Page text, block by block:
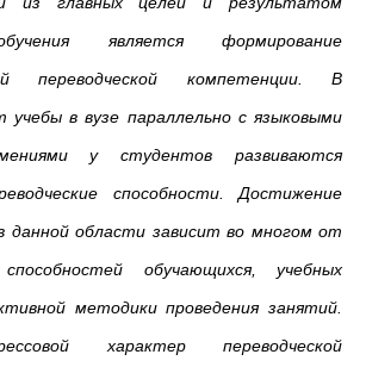
является формирование
переводческой компетенции. В
учебы в вузе параллельно с языковыми
у студентов развиваются
способности. Достижение
данной области зависит во многом от
способностей обучающихся, учебных
методики проведения занятий.
характер переводческой